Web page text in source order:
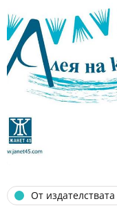
От издателствата